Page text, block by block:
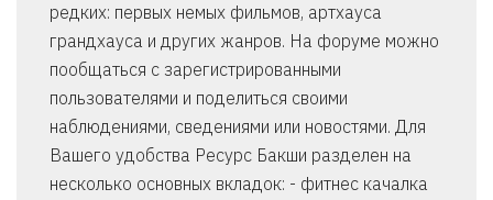
редких: первых немых фильмов, артхауса
грандхауса и других жанров. На форуме можно
пообщаться с зарегистрированными
пользователями и поделиться своими
наблюдениями, сведениями или новостями. Для
Вашего удобства Ресурс Бакши разделен на
несколько основных вкладок: - фитнес качалка